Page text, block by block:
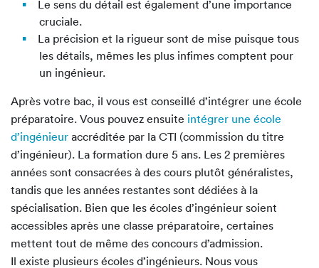
Le sens du détail est également d’une importance
cruciale.
La précision et la rigueur sont de mise puisque tous
les détails, mêmes les plus infimes comptent pour
un ingénieur.
Après votre bac, il vous est conseillé d’intégrer une école
préparatoire. Vous pouvez ensuite intégrer une école
d’ingénieur accréditée par la CTI (commission du titre
d’ingénieur). La formation dure 5 ans. Les 2 premières
années sont consacrées à des cours plutôt généralistes,
tandis que les années restantes sont dédiées à la
spécialisation. Bien que les écoles d’ingénieur soient
accessibles après une classe préparatoire, certaines
mettent tout de même des concours d’admission.
Il existe plusieurs écoles d’ingénieurs. Nous vous